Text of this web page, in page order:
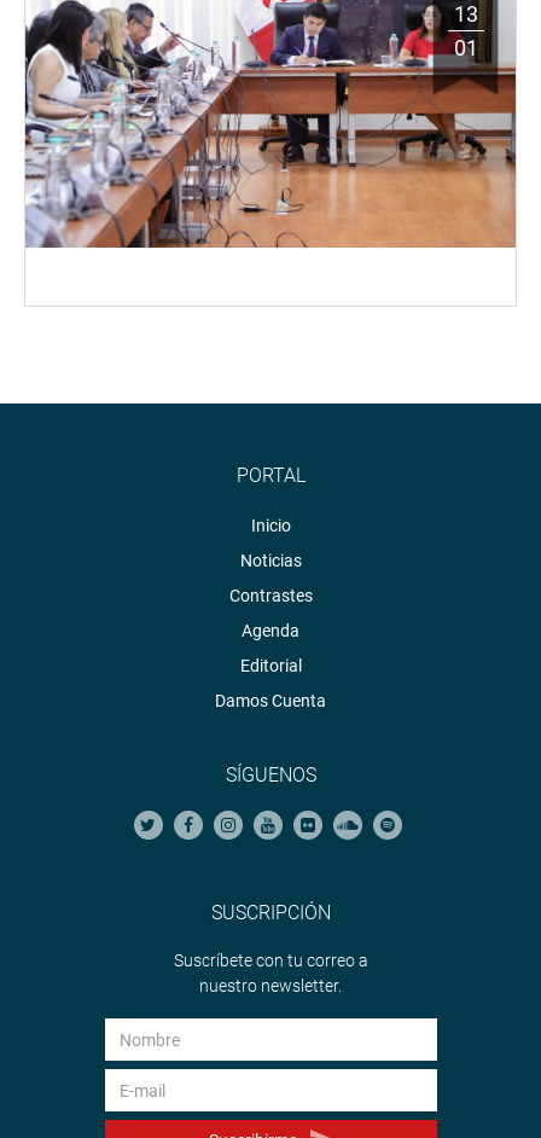
13
01
PORTAL
Inicio
Noticias
Contrastes
Agenda
Editorial
Damos Cuenta
SÍGUENOS
SUSCRIPCIÓN
Suscríbete con tu correo a
nuestro newsletter.